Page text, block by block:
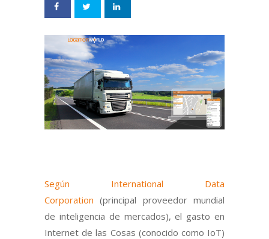
Según International Data
Corporation (principal proveedor mundial
de inteligencia de mercados), el gasto en
Internet de las Cosas (conocido como IoT)